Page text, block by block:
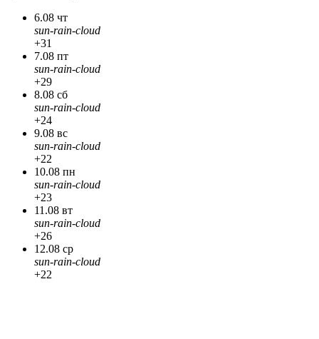
6.08 чт
sun-rain-cloud
+31
7.08 пт
sun-rain-cloud
+29
8.08 сб
sun-rain-cloud
+24
9.08 вс
sun-rain-cloud
+22
10.08 пн
sun-rain-cloud
+23
11.08 вт
sun-rain-cloud
+26
12.08 ср
sun-rain-cloud
+22